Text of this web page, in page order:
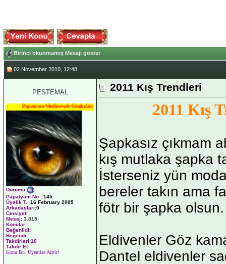
Birinci okunmamış Mesajı göster
02 November 2010, 12:48
PESTEMAL
Papatyam Medineweb Emekdarı
Durumu:
Papatyam No : 145
Üyelik T. : 16 February 2005
Arkadaşları:0
Cinsiyet:
Mesaj: 3.815
Konular:
Beğenildi:
Beğendi:
Takdirleri:10
Takdir Et:
Konu Bu Üyemize Aittir!
2011 Kış Trendleri
2011 Kış
Şapkasız çıkmam
kış mutlaka şapka
İsterseniz yün
bereler takın ama
fötr bir şapka olsun.
Eldivenler Göz
Dantel eldivenler